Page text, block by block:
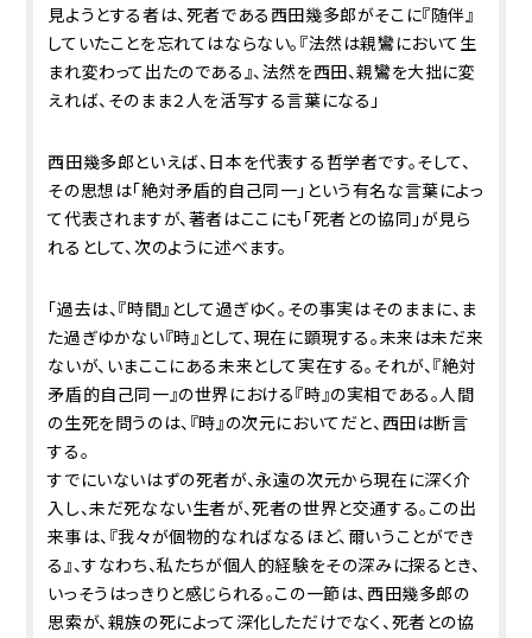
見ようとする者は、死者である西田幾多郎がそこに『随伴』
していたことを忘れてはならない。『法然は親鸞において生
まれ変わって出たのである』、法然を西田、親鸞を大拙に変
えれば、そのまま２人を活写する言葉になる」
西田幾多郎といえば、日本を代表する哲学者です。そして、
その思想は「絶対矛盾的自己同一」という有名な言葉によっ
て代表されますが、著者はここにも「死者との協同」が見ら
れるとして、次のように述べます。
「過去は、『時間』として過ぎゆく。その事実はそのままに、ま
た過ぎゆかない『時』として、現在に顕現する。未来は未だ来
ないが、いまここにある未来として実在する。それが、『絶対
矛盾的自己同一』の世界における『時』の実相である。人間
の生死を問うのは、『時』の次元においてだと、西田は断言
する。
すでにいないはずの死者が、永遠の次元から現在に深く介
入し、未だ死なない生者が、死者の世界と交通する。この出
来事は、『我々が個物的なればなるほど、爾いうことができ
る』、すなわち、私たちが個人的経験をその深みに探るとき、
いっそうはっきりと感じられる。この一節は、西田幾多郎の
思索が、親族の死によって深化しただけでなく、死者との協